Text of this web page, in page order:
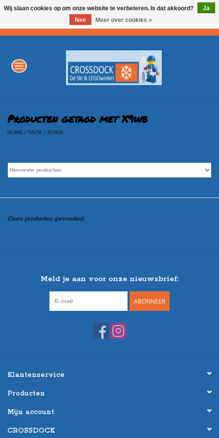
WINTERSPORT
LEGO
Producten getagd met X9wb
HOME / TAGS / X9WB
Geen producten gevonden!...
Meld je aan voor onze nieuwsbrief:
ABONNEER
Klantenservice
Producten
Mijn account
CROSSDOCK
Wij slaan cookies op om onze website te verbeteren. Is dat akkoord?
Ja
Nee
Meer over cookies »